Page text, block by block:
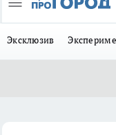
Эксклюзив